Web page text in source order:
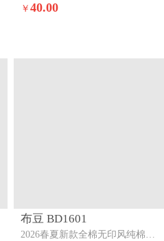
￥ 40.00
布豆 BD1601
2026春夏新款全棉无印风纯棉三四件套果绿+卡其